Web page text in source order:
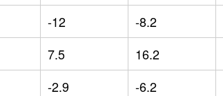
-12
-8.2
7.5
16.2
-2.9
-6.2